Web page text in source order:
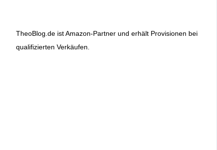
TheoBlog.de ist Amazon-Partner und erhält Provisionen bei
qualifizierten Verkäufen.